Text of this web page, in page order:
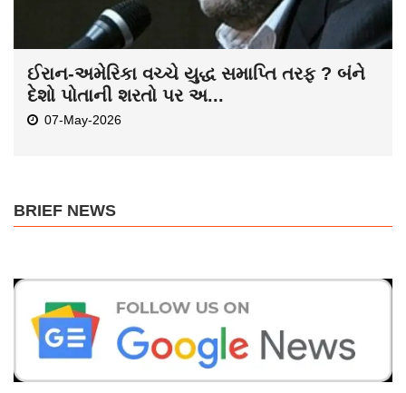
ઈરાન-અમેરિકા વચ્ચે યુદ્ધ સમાપ્તિ તરફ ? બંને
દેશો પોતાની શરતો પર અ...
07-May-2026
BRIEF NEWS